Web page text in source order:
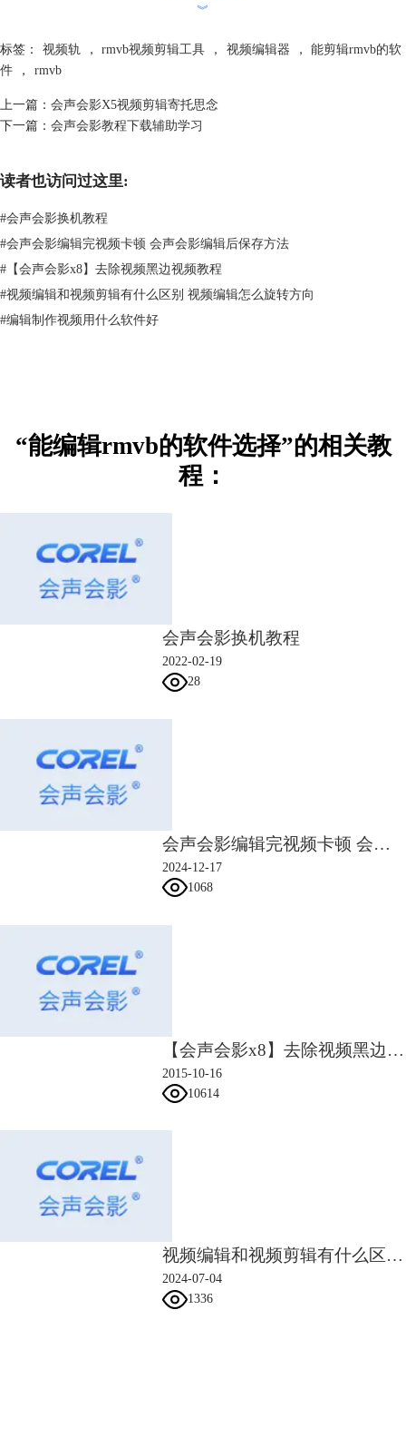
︾
标签： 视频轨 ， rmvb视频剪辑工具 ， 视频编辑器 ，
能剪辑rmvb的软
件
， rmvb
上一篇： 会声会影X5视频剪辑寄托思念
下一篇： 会声会影教程下载辅助学习
读者也访问过这里:
#会声会影换机教程
#会声会影编辑完视频卡顿 会声会影编辑后保存方法
# 【会声会影x8】去除视频黑边视频教程
#视频编辑和视频剪辑有什么区别 视频编辑怎么旋转方向
#编辑制作视频用什么软件好
“能编辑rmvb的软件选择”的相关教
程：
会声会影换机教程
2022-02-19
28
会声会影编辑完视频卡顿 会声会影编辑后保存方法
2024-12-17
1068
【会声会影x8】去除视频黑边视频教程
2015-10-16
10614
视频编辑和视频剪辑有什么区别 视频编辑怎么旋转方向
2024-07-04
1336